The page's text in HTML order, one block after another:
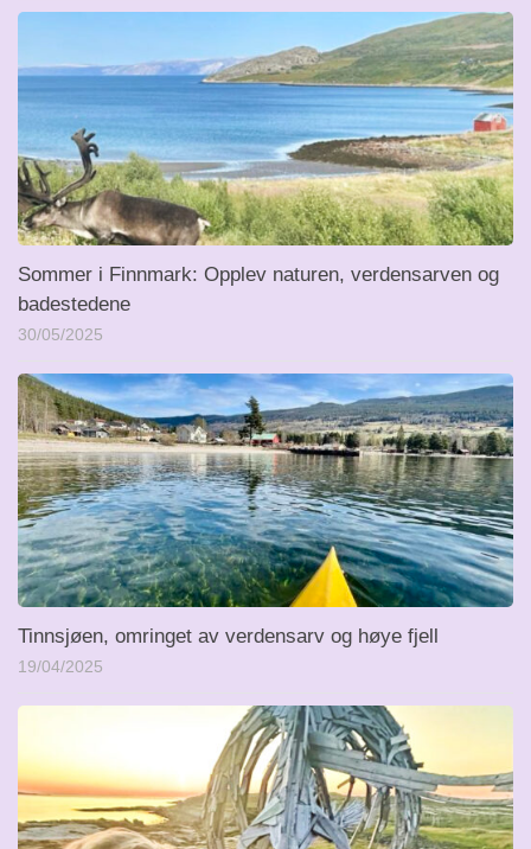
Sommer i Finnmark: Opplev naturen, verdensarven og
badestedene
30/05/2025
Tinnsjøen, omringet av verdensarv og høye fjell
19/04/2025